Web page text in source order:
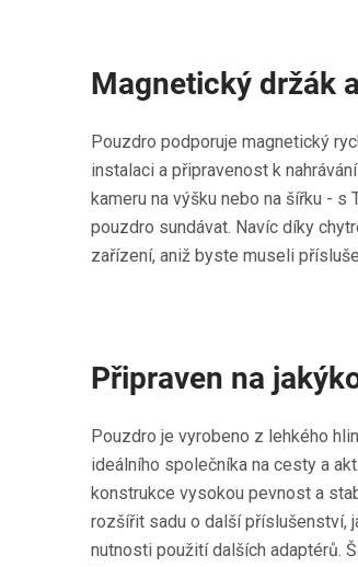
Magnetický držák
Pouzdro podporuje magnetický
instalaci a připravenost k
kameru na výšku nebo na šířku -
pouzdro sundávat. Navíc díky
zařízení, aniž byste museli
Připraven na
Pouzdro je vyrobeno z lehkého
ideálního společníka na cesty a
konstrukce vysokou pevnost a
rozšířit sadu o další příslušenství,
nutnosti použití dalších adaptérů.